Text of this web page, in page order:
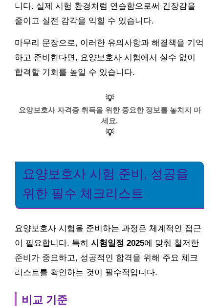
니다. 실제 시험 환경처럼 연습함으로써 긴장감을
줄이고 실전 감각을 익힐 수 있습니다.
마무리 문장으로, 이러한 유의사항과 해결책을 기억
하고 준비한다면, 요양보호사 시험에서 실수 없이
합격할 기회를 높일 수 있습니다.
💡
요양보호사 자격증 취득을 위한 중요한 정보를 놓치지 마
세요.
💡
요양보호사 시험 준비, 성공을
위한 필수 체크리스트
요양보호사 시험을 준비하는 과정은 체계적인 접근
이 필요합니다. 특히 시험일정 2025에 맞춰 철저한
준비가 중요하고, 성공적인 합격을 위해 주요 체크
리스트를 확인하는 것이 필수적입니다.
비교 기준